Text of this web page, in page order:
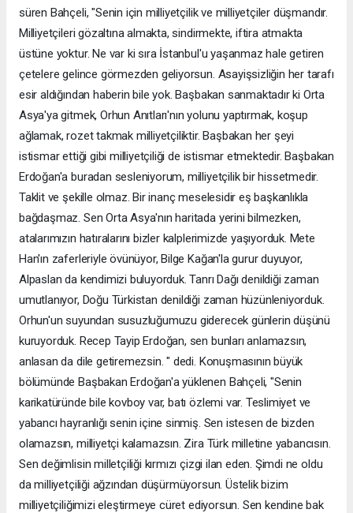
süren Bahçeli, "Senin için milliyetçilik ve milliyetçiler düşmandır.
Milliyetçileri gözaltına almakta, sindirmekte, iftira atmakta
üstüne yoktur. Ne var ki sıra İstanbul'u yaşanmaz hale getiren
çetelere gelince görmezden geliyorsun. Asayişsizliğin her tarafı
esir aldığından haberin bile yok. Başbakan sanmaktadır ki Orta
Asya'ya gitmek, Orhun Anıtları'nın yolunu yaptırmak, koşup
ağlamak, rozet takmak milliyetçiliktir. Başbakan her şeyi
istismar ettiği gibi milliyetçiliği de istismar etmektedir. Başbakan
Erdoğan'a buradan sesleniyorum, milliyetçilik bir hissetmedir.
Taklit ve şekille olmaz. Bir inanç meselesidir eş başkanlıkla
bağdaşmaz. Sen Orta Asya'nın haritada yerini bilmezken,
atalarımızın hatıralarını bizler kalplerimizde yaşıyorduk. Mete
Han'ın zaferleriyle övünüyor, Bilge Kağan'la gurur duyuyor,
Alpaslan da kendimizi buluyorduk. Tanrı Dağı denildiği zaman
umutlanıyor, Doğu Türkistan denildiği zaman hüzünleniyorduk.
Orhun'un suyundan susuzluğumuzu giderecek günlerin düşünü
kuruyorduk. Recep Tayip Erdoğan, sen bunları anlamazsın,
anlasan da dile getiremezsin. " dedi. Konuşmasının büyük
bölümünde Başbakan Erdoğan'a yüklenen Bahçeli, "Senin
karikatüründe bile kovboy var, batı özlemi var. Teslimiyet ve
yabancı hayranlığı senin içine sinmiş. Sen istesen de bizden
olamazsın, milliyetçi kalamazsın. Zira Türk milletine yabancısın.
Sen değimlisin milletçiliği kırmızı çizgi ilan eden. Şimdi ne oldu
da milliyetçiliği ağzından düşürmüyorsun. Üstelik bizim
milliyetçiliğimizi eleştirmeye cüret ediyorsun. Sen kendine bak